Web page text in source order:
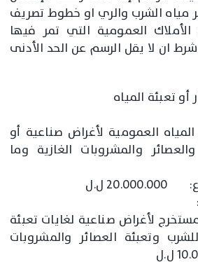
مياه الشرب والري او خطوط تصريف
الأملاك العمومية التي تمر فيها
ان لا يقل الرسم عن الحد الأدنى
العمومية لأغراض صناعية أو
والمشروبات الغازية وما
ل.ل
لأغراض صناعية لغايات تعبئة
وتعبئة العصائر والمشروبات